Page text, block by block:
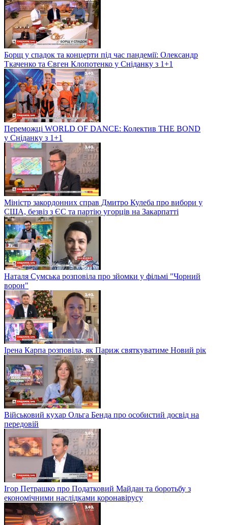
Борщ у спадок та концерти під час пандемії: Олександр
Ткаченко та Євген Клопотенко у Сніданку з 1+1
Переможці WORLD OF DANCE: Колектив THE BOND
у Сніданку з 1+1
Міністр закордонних справ Дмитро Кулеба про вибори у
США, безвіз з ЄС та партію угорців на Закарпатті
Наталя Сумська розповіла про зйомки у фільмі "Чорний
ворон"
Ірена Карпа розповіла, як Париж святкуватиме Новий рік
Військовий кухар Ольга Бенда про особистий досвід на
передовій
Ігор Петрашко про Податковий Майдан та боротьбу з
економічними наслідками коронавірусу